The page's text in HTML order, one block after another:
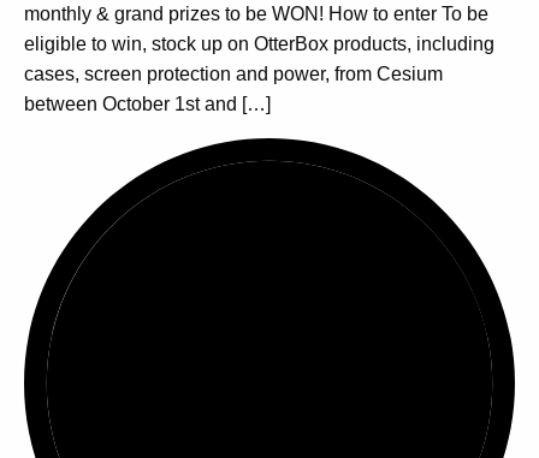
monthly & grand prizes to be WON! How to enter To be
eligible to win, stock up on OtterBox products, including
cases, screen protection and power, from Cesium
between October 1st and […]